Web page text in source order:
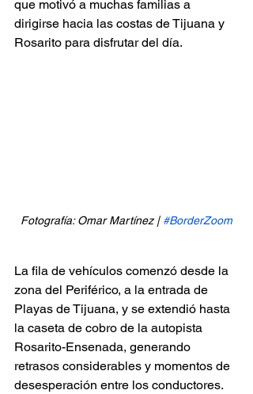
que motivó a muchas familias a
dirigirse hacia las costas de Tijuana y
Rosarito para disfrutar del día.
Fotografía: Omar Martínez | #BorderZoom
La fila de vehículos comenzó desde la
zona del Periférico, a la entrada de
Playas de Tijuana, y se extendió hasta
la caseta de cobro de la autopista
Rosarito-Ensenada, generando
retrasos considerables y momentos de
desesperación entre los conductores.